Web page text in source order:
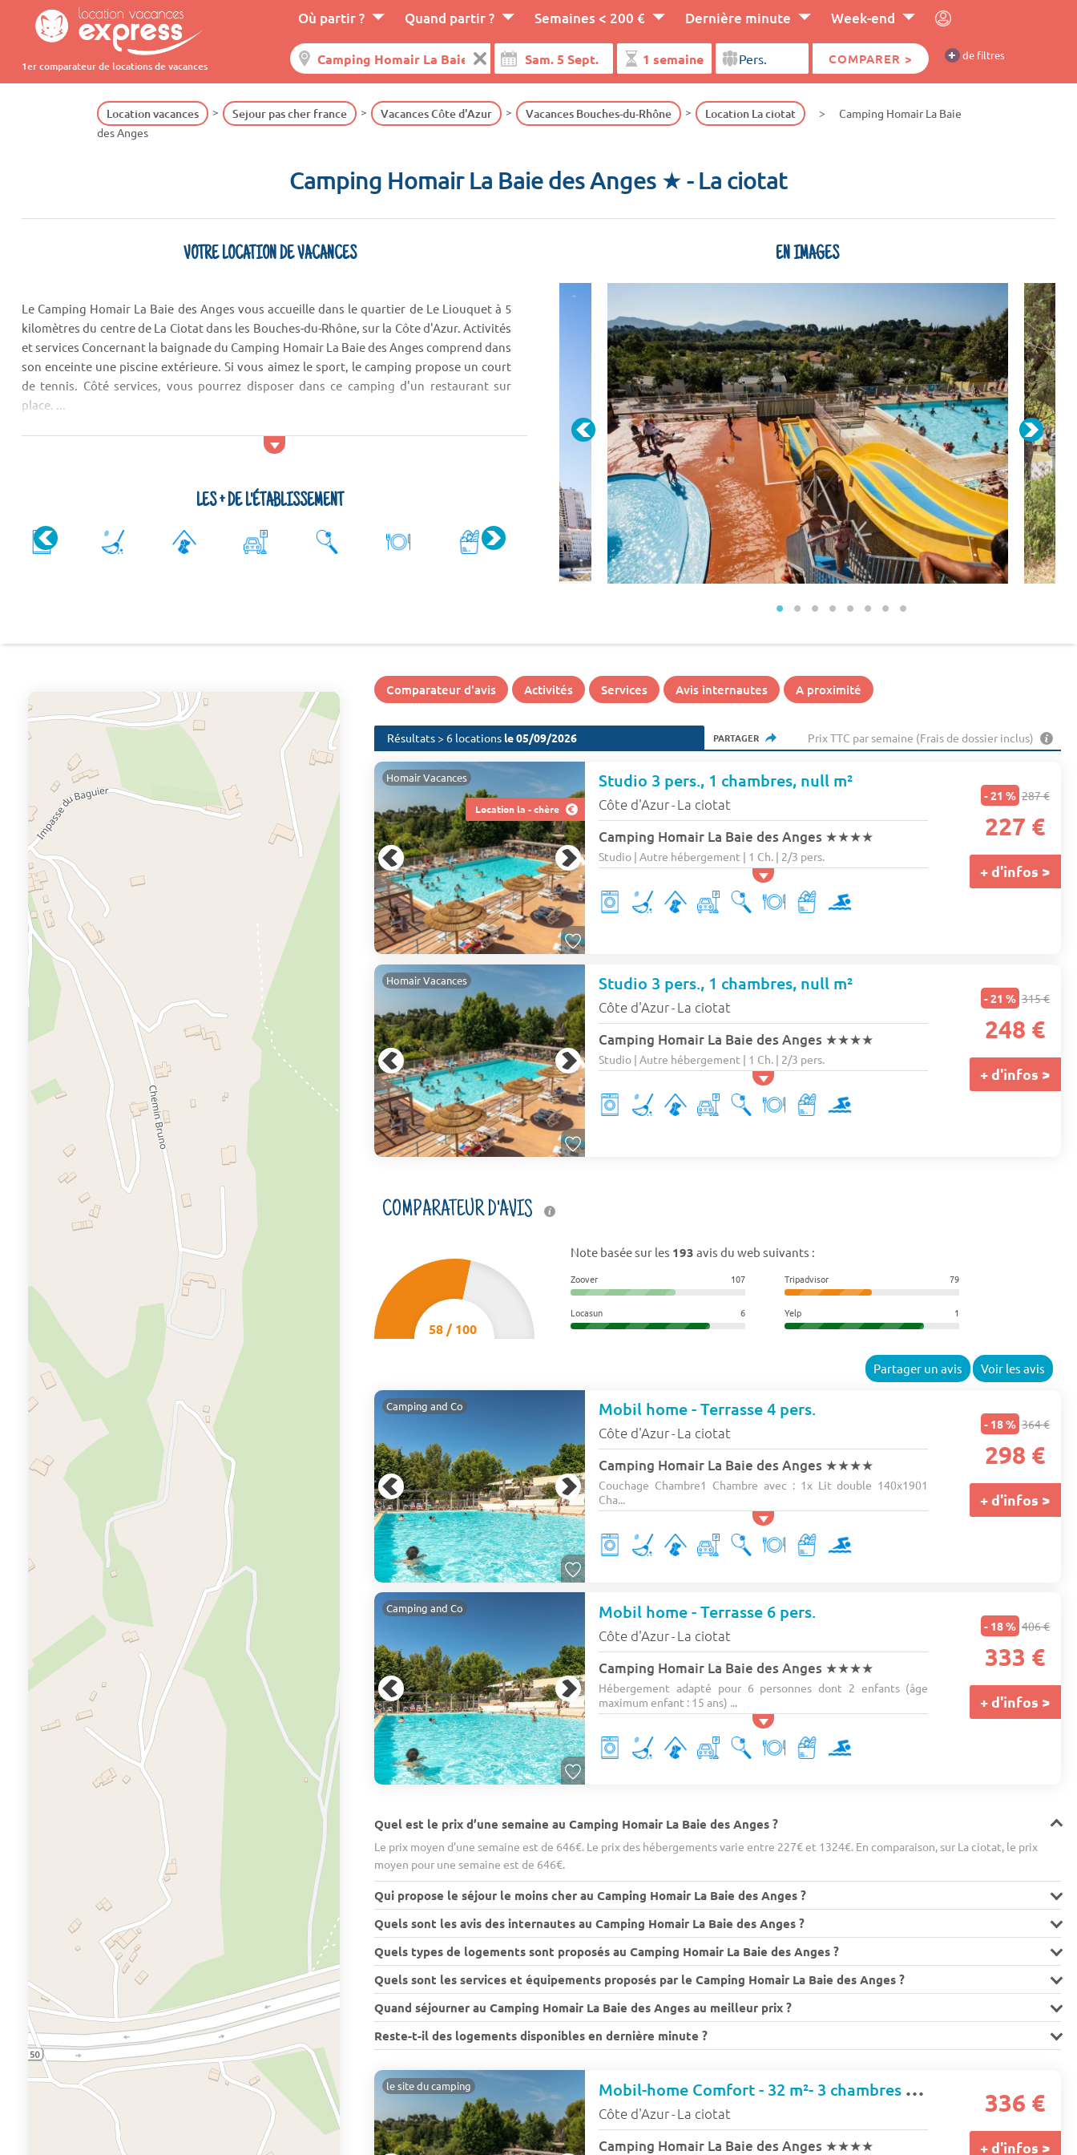
1er comparateur de locations de vacances
Où partir ? Quand partir ? Semaines < 200 € Dernière minute Week-end
COMPARER > + de filtres
Location vacances Sejour pas cher france Vacances Côte d'Azur Vacances Bouches-du-Rhône Location La ciotat
Camping Homair La Baie
des Anges
Camping Homair La Baie des Anges ★- La ciotat
VOTRE LOCATION DE VACANCES
Le Camping Homair La Baie des Anges vous accueille dans le quartier de Le Liouquet à 5
kilomètres du centre de La Ciotat dans les Bouches-du-Rhône, sur la Côte d'Azur. Activités
et services Concernant la baignade du Camping Homair La Baie des Anges comprend dans
son enceinte une piscine extérieure. Si vous aimez le sport, le camping propose un court
de tennis. Côté services, vous pourrez disposer dans ce camping d'un restaurant sur
place. ...
LES + DE L'ÉTABLISSEMENT
EN IMAGES
Comparateur d'avis Activités Services Avis internautes A proximité
Résultats > 6 locations le 05/09/2026 PARTAGER Prix TTC par semaine (Frais de dossier inclus)
Location la - chère
Homair Vacances Studio 3 pers., 1 chambres, null m²
Côte d'Azur- La ciotat
Camping Homair La Baie des Anges ★★★★
Studio | Autre hébergement | 1 Ch. | 2/3 pers.
- 21 % 287 €
227 €
+ d'infos >
Homair Vacances Studio 3 pers., 1 chambres, null m²
Côte d'Azur- La ciotat
Camping Homair La Baie des Anges ★★★★
Studio | Autre hébergement | 1 Ch. | 2/3 pers.
- 21 % 315 €
248 €
+ d'infos >
COMPARATEUR D'AVIS
58/100
Note basée sur les 193 avis du web suivants :
Zoover 107 Tripadvisor 79
Locasun 6 Yelp 1
Partager un avis Voir les avis
Camping and Co Mobil home - Terrasse 4 pers.
Côte d'Azur- La ciotat
Camping Homair La Baie des Anges ★★★★
Couchage Chambre1 Chambre avec : 1x Lit double 140x1901
Cha...
- 18 % 364 €
298 €
+ d'infos >
Camping and Co Mobil home - Terrasse 6 pers.
Côte d'Azur- La ciotat
Camping Homair La Baie des Anges ★★★★
Hébergement adapté pour 6 personnes dont 2 enfants (âge
maximum enfant : 15 ans) ...
- 18 % 406 €
333 €
+ d'infos >
Quel est le prix d’une semaine au Camping Homair La Baie des Anges ?
Le prix moyen d’une semaine est de 646€. Le prix des hébergements varie entre 227€ et 1324€. En comparaison, sur La ciotat, le prix
moyen pour une semaine est de 646€.
Qui propose le séjour le moins cher au Camping Homair La Baie des Anges ?
Quels sont les avis des internautes au Camping Homair La Baie des Anges ?
Quels types de logements sont proposés au Camping Homair La Baie des Anges ?
Quels sont les services et équipements proposés par le Camping Homair La Baie des Anges ?
Quand séjourner au Camping Homair La Baie des Anges au meilleur prix ?
Reste-t-il des logements disponibles en dernière minute ?
le site du camping Mobil-home Comfort - 32 m²- 3 chambres - Terrasse surélevée 6 pers.
Côte d'Azur- La ciotat
Camping Homair La Baie des Anges ★★★★
336 €
+ d'infos >